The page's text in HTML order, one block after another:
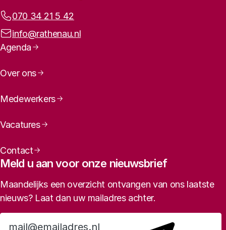
Telefoonnummer:
070 34 21 5 42
E-mailadres:
info@rathenau.nl
Paginanavigatie
Agenda
Over ons
Medewerkers
Vacatures
Contact
Meld u aan voor onze nieuwsbrief
Maandelijks een overzicht ontvangen van ons laatste
nieuws? Laat dan uw mailadres achter.
Aanmelden